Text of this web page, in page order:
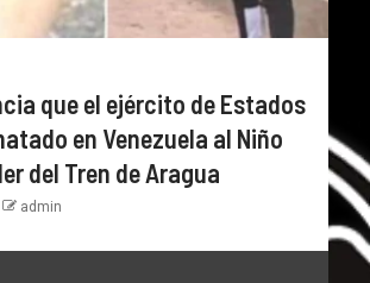
que el ejército de Estados
en Venezuela al Niño
del Tren de Aragua
admin